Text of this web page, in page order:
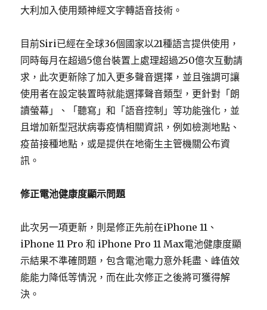
大利加入使用類神經文字轉語音技術。
目前Siri已經在全球36個國家以21種語言提供使用，
同時每月在超過5億台裝置上處理超過250億次互動請
求，此次更新除了加入更多聲音選擇，並且強調可讓
使用者在設定裝置時就能選擇聲音類型，更針對「朗
讀螢幕」、「聽寫」和「語音控制」等功能強化，並
且增加新型冠狀病毒疫情相關資訊，例如檢測地點、
疫苗接種地點，或是提供在地衛生主管機關公布資
訊。
修正電池健康度顯示問題
此次另一項更新，則是修正先前在iPhone 11、
iPhone 11 Pro 和 iPhone Pro 11 Max電池健康度顯
示結果不準確問題，包含電池電力意外耗盡、峰值效
能能力降低等情況，而在此次修正之後將可獲得解
決。